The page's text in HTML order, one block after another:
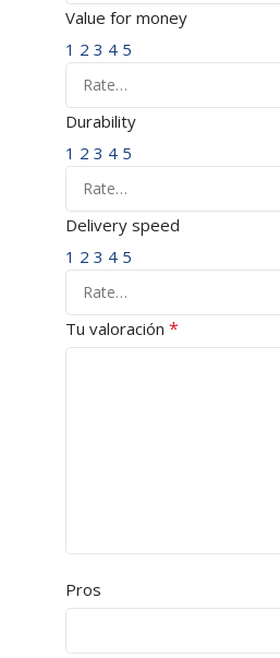
Value for money
1 2 3 4 5
Durability
1 2 3 4 5
Delivery speed
1 2 3 4 5
Tu valoración *
Pros